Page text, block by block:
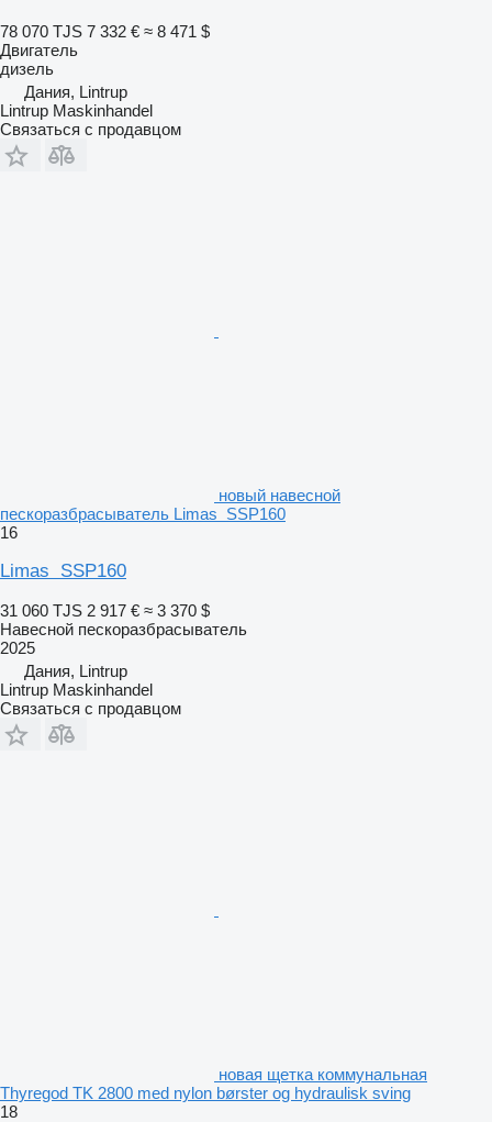
78 070 TJS 7 332 € ≈ 8 471 $
Двигатель
дизель
Дания, Lintrup
Lintrup Maskinhandel
Связаться с продавцом
новый навесной
пескоразбрасыватель Limas SSP160
16
Limas SSP160
31 060 TJS 2 917 € ≈ 3 370 $
Навесной пескоразбрасыватель
2025
Дания, Lintrup
Lintrup Maskinhandel
Связаться с продавцом
новая щетка коммунальная
Thyregod TK 2800 med nylon børster og hydraulisk sving
18